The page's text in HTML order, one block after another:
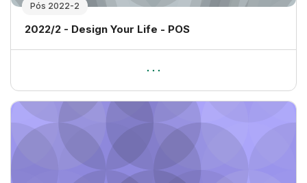
Pós 2022-2
Nome da disciplina
2022/2 - Design Your Life - POS